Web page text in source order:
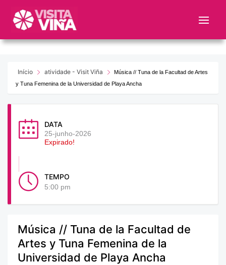
este
web
sistemaInício atividade - Visit Viña
Música // Tuna de la Facultad de Artes
y Tuna Femenina de la Universidad de Playa Ancha
DATA
25-junho-2026
Expirado!
TEMPO
5:00 pm
Música // Tuna de la Facultad de
Artes y Tuna Femenina de la
Universidad de Playa Ancha